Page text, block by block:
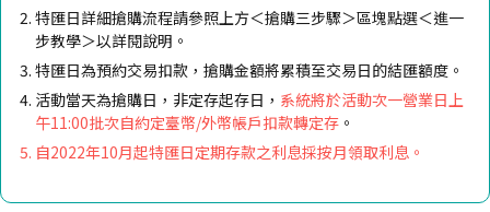
特匯日詳細搶購流程請參照上方＜搶購三步驟＞區塊點選＜進一
步教學＞以詳閱說明。
特匯日為預約交易扣款，搶購金額將累積至交易日的結匯額度。
活動當天為搶購日，非定存起存日， 系統將於活動次一營業日上
午11:00批次自約定臺幣/外幣帳戶扣款轉定存 。
自2022年10月起特匯日定期存款之利息採按月領取利息。